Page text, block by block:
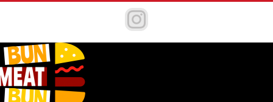
contenu
Instagram